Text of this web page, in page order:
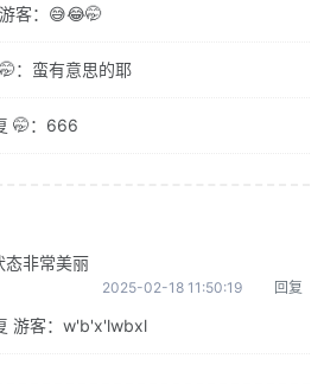
客：😅😂🤭
：蛮有意思的耶
🤭：666
态非常美丽
2025-02-18 11:50:19 回复
游客：w'b'x'lwbxl